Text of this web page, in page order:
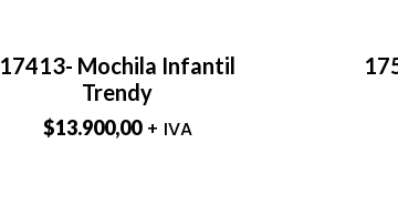
17413- Mochila Infantil
Trendy
$13.900,00 + IVA